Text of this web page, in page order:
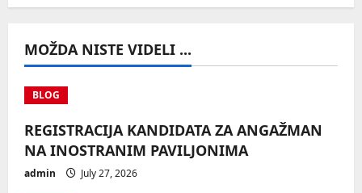
identitet
za
preduzetnike,
MOŽDA NISTE VIDELI ...
BLOG
REGISTRACIJA KANDIDATA ZA ANGAŽMAN
NA INOSTRANIM PAVILJONIMA
admin July 27, 2026